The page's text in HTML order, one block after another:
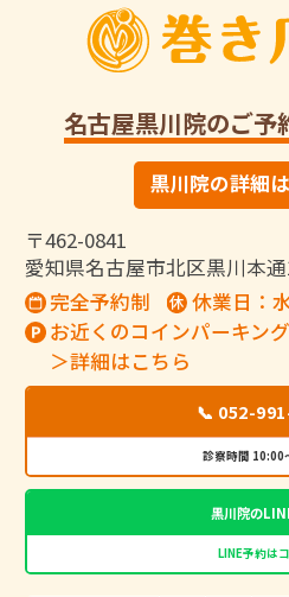
名古屋黒川院のご予
黒川院の詳細
〒462-0841
愛知県名古屋市北区黒川本
完全予約制
休業日：
お近くのコインパーキン
＞詳細はこちら
📞 052-
診察時間 10:00
黒川院の
LINE予約は